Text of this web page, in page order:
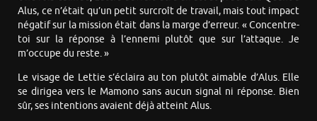
Alus, ce n’était qu’un petit surcroît de travail, mais tout impact
négatif sur la mission était dans la marge d’erreur. « Concentre-
toi sur la réponse à l’ennemi plutôt que sur l’attaque. Je
m’occupe du reste. »
Le visage de Lettie s’éclaira au ton plutôt aimable d’Alus. Elle
se dirigea vers le Mamono sans aucun signal ni réponse. Bien
sûr, ses intentions avaient déjà atteint Alus.